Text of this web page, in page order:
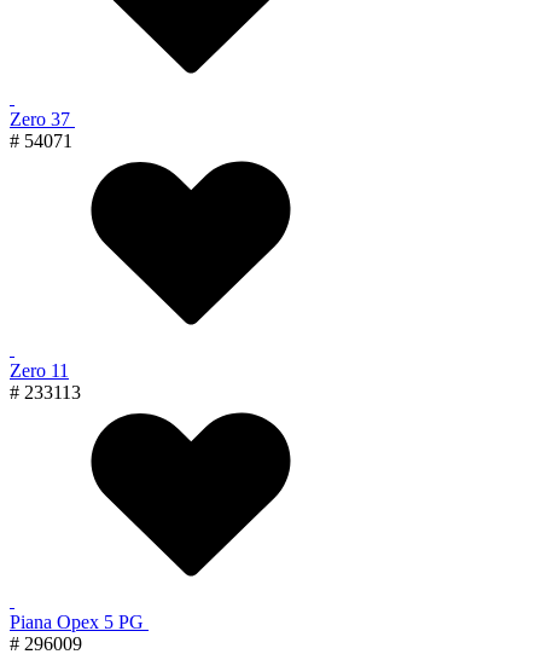
Zero 37
# 54071
Zero 11
# 233113
Piana Орех 5 PG
# 296009